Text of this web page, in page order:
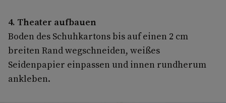
4. Theater aufbauen
Boden des Schuhkartons bis auf einen 2 cm
breiten Rand wegschneiden, weißes
Seidenpapier einpassen und innen rundherum
ankleben.